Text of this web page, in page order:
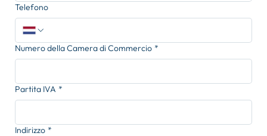
Telefono
Numero della Camera di Commercio *
Partita IVA *
Indirizzo *